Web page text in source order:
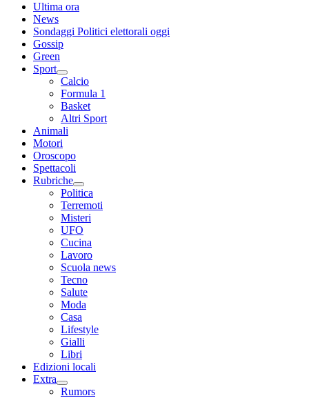
Ultima ora
News
Sondaggi Politici elettorali oggi
Gossip
Green
Sport
Calcio
Formula 1
Basket
Altri Sport
Animali
Motori
Oroscopo
Spettacoli
Rubriche
Politica
Terremoti
Misteri
UFO
Cucina
Lavoro
Scuola news
Tecno
Salute
Moda
Casa
Lifestyle
Gialli
Libri
Edizioni locali
Extra
Rumors